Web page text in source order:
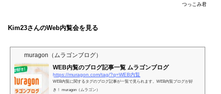
つっこみ君
Kim23さんのWeb内覧会を見る
muragon（ムラゴンブログ）
WEB内覧のブログ記事一覧 ムラゴンブログ
https://muragon.com/tag/?q=WEB内覧
WEB内覧に関するタグのブログ記事が一覧で見られます。WEB内覧ブログが好
き！ muragon（ムラゴン）